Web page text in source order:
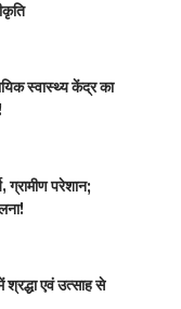
स्वास्थ्य केंद्र का
ग्रामीण परेशान;
श्रद्धा एवं उत्साह से